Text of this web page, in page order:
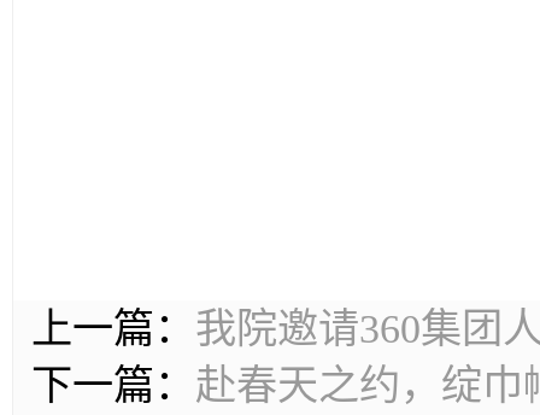
上一篇： 我院邀请360集团
下一篇： 赴春天之约，绽巾